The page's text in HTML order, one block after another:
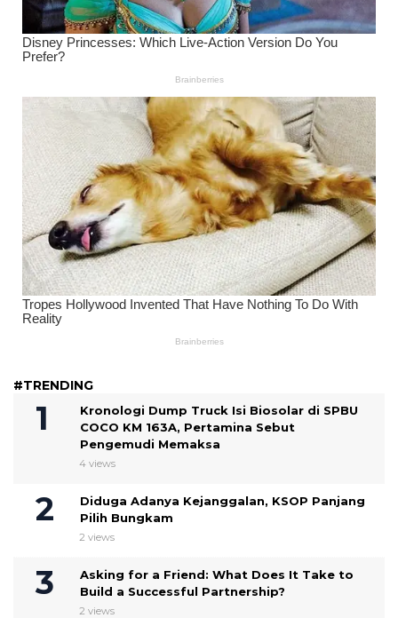
#TRENDING
Kronologi Dump Truck Isi Biosolar di SPBU
COCO KM 163A, Pertamina Sebut
Pengemudi Memaksa
4 views
Diduga Adanya Kejanggalan, KSOP Panjang
Pilih Bungkam
2 views
Asking for a Friend: What Does It Take to
Build a Successful Partnership?
2 views